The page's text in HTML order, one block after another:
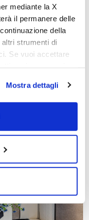
mediante la X
il permanere delle
della
strumenti di
Se vuoi accettare
di più clicca
permetti l'utilizzo
Mostra dettagli
MPPT
de ducha de mano en